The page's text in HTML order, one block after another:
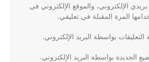
الإلكتروني، والموقع الإلكتروني في
المرة المقبلة في تعليقي.
التعليقات بواسطة البريد الإلكتروني.
الجديدة بواسطة البريد الإلكتروني.